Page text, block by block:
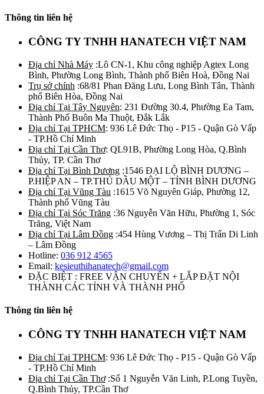
Thông tin liên hệ
CÔNG TY TNHH HANATECH VIỆT NAM
Địa chỉ Nhà Máy :Lô CN-1, Khu công nghiệp Agtex Long
Bình, Phường Long Bình, Thành phố Biên Hoà, Đồng Nai
Trụ sở chính :68/81 Phan Đăng Lưu, Long Bình Tân, Thành
phố Biên Hòa, Đồng Nai
Địa chỉ Tại Tây Nguyên: 231 Đường 30.4, Phường Ea Tam,
Thành Phố Buôn Ma Thuột, Đắk Lắk
Địa chỉ Tại TPHCM: 936 Lê Đức Thọ - P15 - Quận Gò Vấp
- TP.Hồ Chí Minh
Địa chỉ Tại Cần Thơ: QL91B, Phường Long Hòa, Q.Bình
Thủy, TP. Cần Thơ
Địa chỉ Tại Bình Dương :1546 ĐẠI LỘ BÌNH DƯƠNG –
P.HIỆP AN – TP.THỦ DẦU MỘT – TỈNH BÌNH DƯƠNG
Địa chỉ Tại Vũng Tàu :1615 Võ Nguyên Giáp, Phường 12,
Thành phố Vũng Tàu
Địa chỉ Tại Sóc Trăng :36 Nguyễn Văn Hữu, Phường 1, Sóc
Trăng, Việt Nam
Địa chỉ Tại Lâm Đồng :454 Hùng Vương – Thị Trấn Di Linh
– Lâm Đồng
Hotline: 036 912 4565
Email: kesieuthihanatech@gmail.com
ĐẶC BIỆT : FREE VẬN CHUYỂN + LẮP ĐẶT NỘI
THÀNH CÁC TỈNH VÀ THÀNH PHỐ
Thông tin liên hệ
CÔNG TY TNHH HANATECH VIỆT NAM
Địa chỉ Tại TPHCM: 936 Lê Đức Thọ - P15 - Quận Gò Vấp
- TP.Hồ Chí Minh
Địa chỉ Tại Cần Thơ:Số 1 Nguyễn Văn Linh, P.Long Tuyền,
Q.Bình Thủy, TP.Cần Thơ